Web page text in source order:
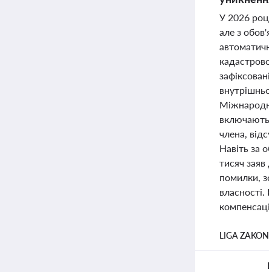
У 2026
але з
включають
члена,
Навіть за
тисяч
помилки,
LIGA